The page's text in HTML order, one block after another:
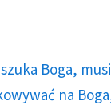
Boga,
na